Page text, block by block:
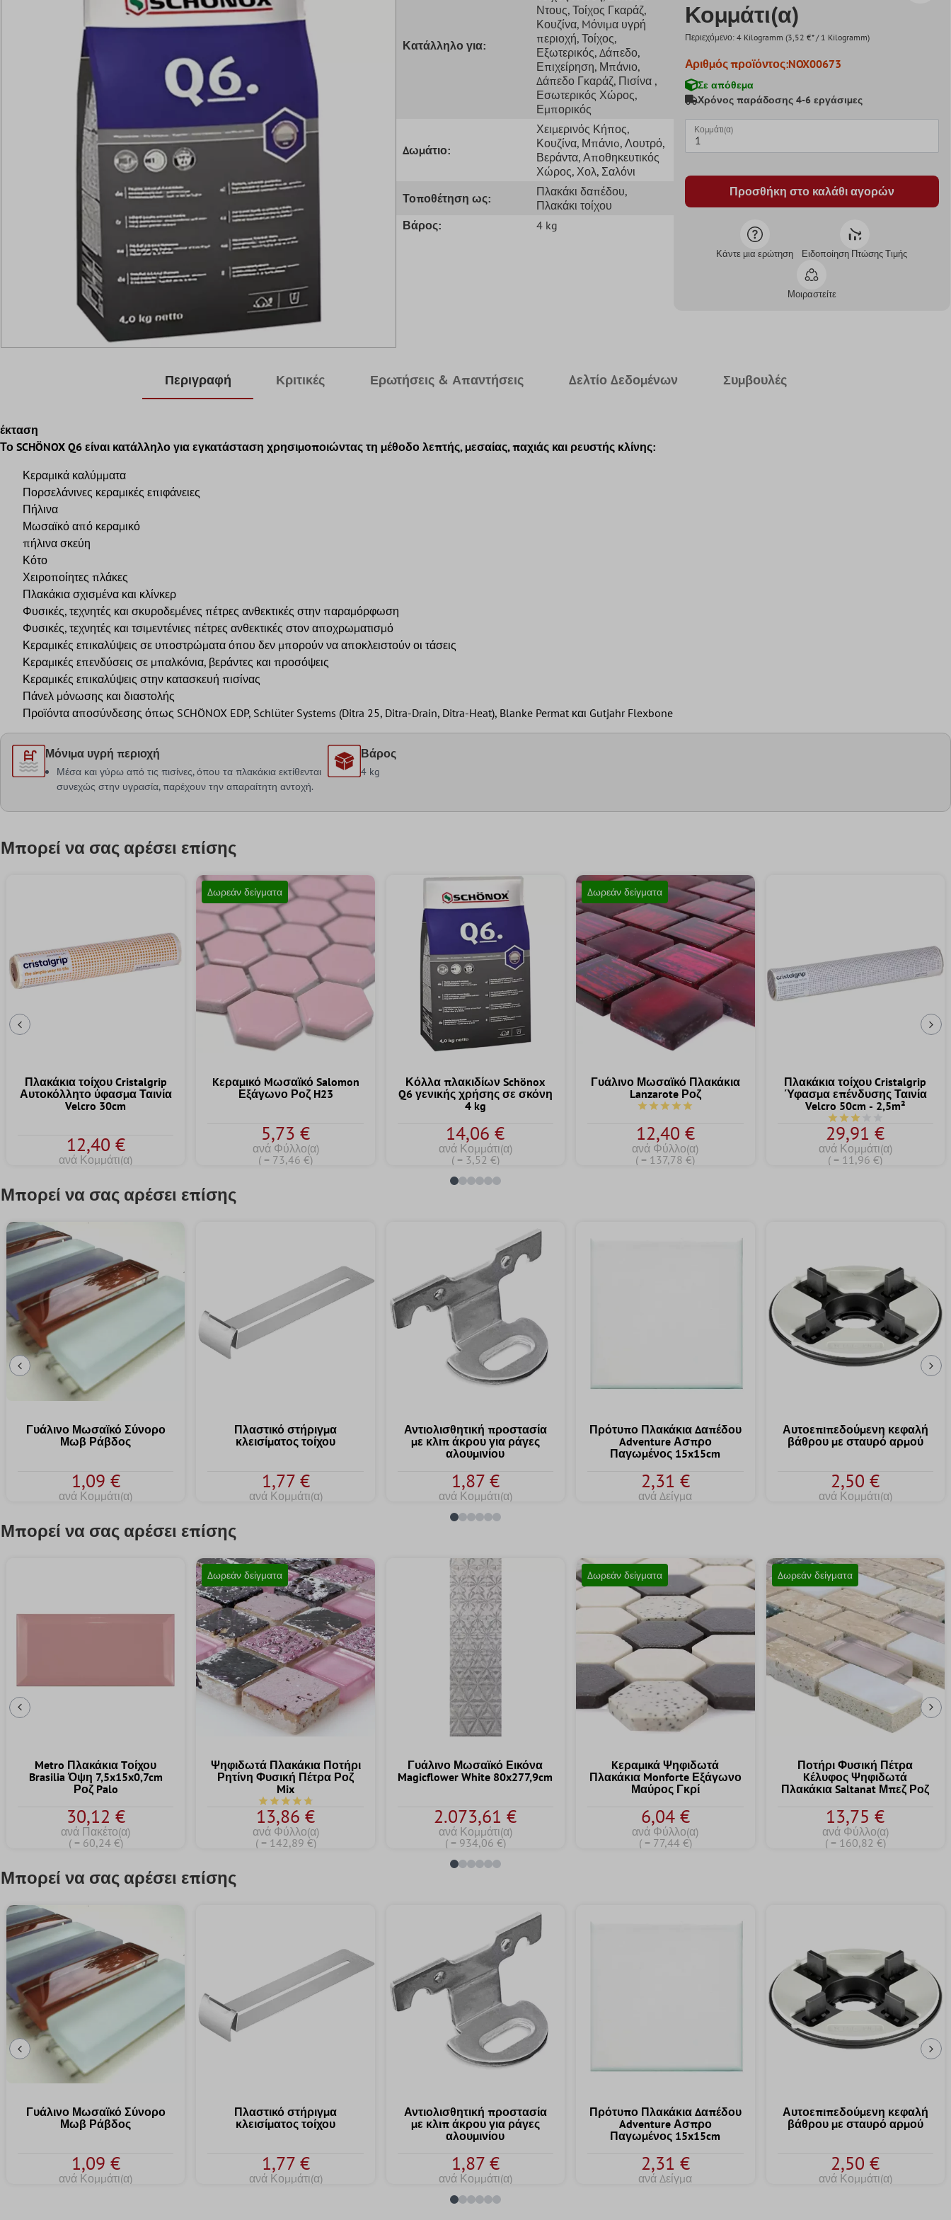
Κατάλληλο για:
Ντους, Τοίχος Γκαράζ,
Κουζίνα, Mόνιμα υγρή
περιοχή, Τοίχος,
Εξωτερικός, Δάπεδο,
Επιχείρηση, Μπάνιο,
Δάπεδο Γκαράζ, Πισίνα ,
Εσωτερικός Χώρος,
Εμπορικός
Δωμάτιο:
Χειμερινός Κήπος,
Κουζίνα, Μπάνιo, Λουτρό,
Βεράντα, Αποθηκευτικός
Χώρος, Χολ, Σαλόνι
Τοποθέτηση ως:
Πλακάκι δαπέδου,
Πλακάκι τοίχου
Βάρος:
4 kg
Κομμάτι(α)
Περιεχόμενο: 4 Kilogramm (3,52 €* / 1 Kilogramm)
Αριθμός προϊόντος:NOX00673
Σε απόθεμα
Χρόνος παράδοσης 4-6 εργάσιμες
Κομμάτι(α)
Προσθήκη στο καλάθι αγορών
Κάντε μια ερώτηση Ειδοποίηση Πτώσης Τιμής
Μοιραστείτε
Περιγραφή Κριτικές Ερωτήσεις & Απαντήσεις Δελτίο Δεδομένων Συμβουλές
έκταση
Το SCHÖNOX Q6 είναι κατάλληλο για εγκατάσταση χρησιμοποιώντας τη μέθοδο λεπτής, μεσαίας, παχιάς και ρευστής κλίνης:
Κεραμικά καλύμματα
Πορσελάνινες κεραμικές επιφάνειες
Πήλινα
Μωσαϊκό από κεραμικό
πήλινα σκεύη
Κότο
Χειροποίητες πλάκες
Πλακάκια σχισμένα και κλίνκερ
Φυσικές, τεχνητές και σκυροδεμένες πέτρες ανθεκτικές στην παραμόρφωση
Φυσικές, τεχνητές και τσιμεντένιες πέτρες ανθεκτικές στον αποχρωματισμό
Κεραμικές επικαλύψεις σε υποστρώματα όπου δεν μπορούν να αποκλειστούν οι τάσεις
Κεραμικές επενδύσεις σε μπαλκόνια, βεράντες και προσόψεις
Κεραμικές επικαλύψεις στην κατασκευή πισίνας
Πάνελ μόνωσης και διαστολής
Προϊόντα αποσύνδεσης όπως SCHÖNOX EDP, Schlüter Systems (Ditra 25, Ditra-Drain, Ditra-Heat), Blanke Permat και Gutjahr Flexbone
Μόνιμα υγρή περιοχή
Μέσα και γύρω από τις πισίνες, όπου τα πλακάκια εκτίθενται
συνεχώς στην υγρασία, παρέχουν την απαραίτητη αντοχή.
Βάρος
4 kg
Μπορεί να σας αρέσει επίσης
Προηγούμενη Διαφάνεια
Πλακάκια τοίχου Cristalgrip
Αυτοκόλλητο ύφασμα Ταινία
Velcro 30cm
12,40 €
ανά Κομμάτι(α)
Δωρεάν δείγματα
Kεραμικό Mωσαϊκό Salomon
Εξάγωνο Ροζ H23
5,73 €
ανά Φύλλο(α)
( = 73,46 €)
Κόλλα πλακιδίων Schönox
Q6 γενικής χρήσης σε σκόνη
4 kg
14,06 €
ανά Κομμάτι(α)
( = 3,52 €)
Δωρεάν δείγματα
Γυάλινο Μωσαϊκό Πλακάκια
Lanzarote Ροζ
Μέση βαθμολογία 5 από τα 5 αστέρια
12,40 €
ανά Φύλλο(α)
( = 137,78 €)
Πλακάκια τοίχου Cristalgrip
Ύφασμα επένδυσης Ταινία
Velcro 50cm - 2,5m²
Μέση βαθμολογία 3 από
29,91 €
ανά Κομμάτι(α)
( = 11,96 €)
Μπορεί να σας αρέσει επίσης
Προηγούμενη Διαφάνεια
Γυάλινο Μωσαϊκό Σύνορο
Μωβ Ράβδος
1,09 €
ανά Κομμάτι(α)
Πλαστικό στήριγμα
κλεισίματος τοίχου
1,77 €
ανά Κομμάτι(α)
Αντιολισθητική προστασία
με κλιπ άκρου για ράγες
αλουμινίου
1,87 €
ανά Κομμάτι(α)
Πρότυπο Πλακάκια Δαπέδου
Adventure Ασπρο
Παγωμένος 15x15cm
2,31 €
ανά Δείγμα
Αυτοεπιπεδούμενη κεφαλή
βάθρου με σταυρό αρμού
2,50 €
ανά Κομμάτι(α)
Μπορεί να σας αρέσει επίσης
Προηγούμενη Διαφάνεια
Metro Πλακάκια Tοίχου
Brasilia Όψη 7,5x15x0,7cm
Ροζ Palo
30,12 €
ανά Πακέτο(α)
( = 60,24 €)
Δωρεάν δείγματα
Ψηφιδωτά Πλακάκια Ποτήρι
Ρητίνη Φυσική Πέτρα Ροζ
Mix
Μέση βαθμολογία 4.7 από τα 5 αστέρια
13,86 €
ανά Φύλλο(α)
( = 142,89 €)
Γυάλινο Μωσαϊκό Εικόνα
Magicflower White 80x277,9cm
2.073,61 €
ανά Κομμάτι(α)
( = 934,06 €)
Δωρεάν δείγματα
Kεραμικά Ψηφιδωτά
Πλακάκια Monforte Εξάγωνο
Μαύρος Γκρί
6,04 €
ανά Φύλλο(α)
( = 77,44 €)
Δωρεάν δείγματα
Ποτήρι Φυσική Πέτρα
Kέλυφος Ψηφιδωτά
Πλακάκια Saltanat Μπεζ Ροζ
13,75 €
ανά Φύλλο(α)
( = 160,82 €)
Μπορεί να σας αρέσει επίσης
Προηγούμενη Διαφάνεια
Γυάλινο Μωσαϊκό Σύνορο
Μωβ Ράβδος
1,09 €
ανά Κομμάτι(α)
Πλαστικό στήριγμα
κλεισίματος τοίχου
1,77 €
ανά Κομμάτι(α)
Αντιολισθητική προστασία
με κλιπ άκρου για ράγες
αλουμινίου
1,87 €
ανά Κομμάτι(α)
Πρότυπο Πλακάκια Δαπέδου
Adventure Ασπρο
Παγωμένος 15x15cm
2,31 €
ανά Δείγμα
Αυτοεπιπεδούμενη κεφαλή
βάθρου με σταυρό αρμού
2,50 €
ανά Κομμάτι(α)